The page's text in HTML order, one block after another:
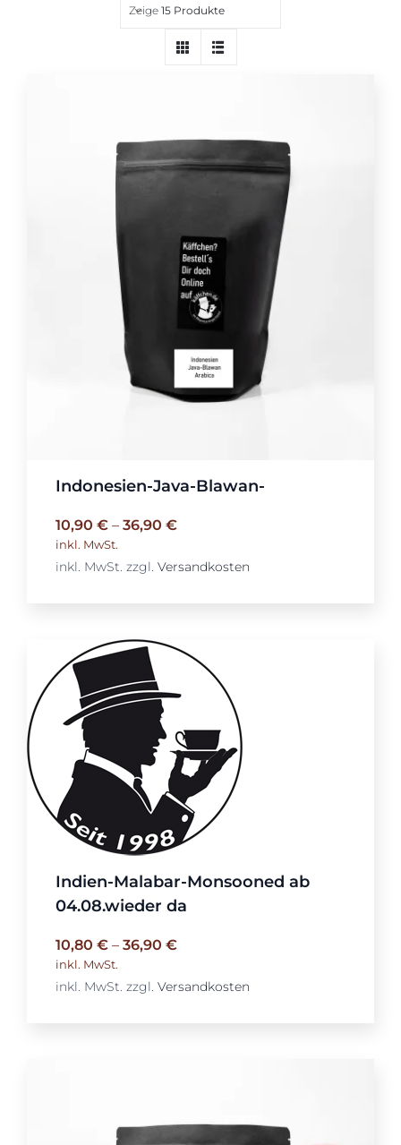
Zeige 15 Produkte
Indonesien-Java-Blawan-
10,90 €– 36,90 €
inkl. MwSt.
inkl. MwSt. zzgl. Versandkosten
Indien-Malabar-Monsooned ab
04.08.wieder da
10,80 €– 36,90 €
inkl. MwSt.
inkl. MwSt. zzgl. Versandkosten